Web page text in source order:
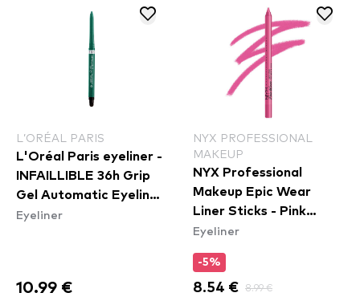
L’ORÉAL PARIS
L'Oréal Paris eyeliner -
INFAILLIBLE 36h Grip
Gel Automatic Eyeliner
- Emerald Green
Eyeliner
10.99 €
NYX PROFESSIONAL
MAKEUP
NYX Professional
Makeup Epic Wear
Liner Sticks - Pink
Spirit
Eyeliner
-5%
8.54 € 8.99 €